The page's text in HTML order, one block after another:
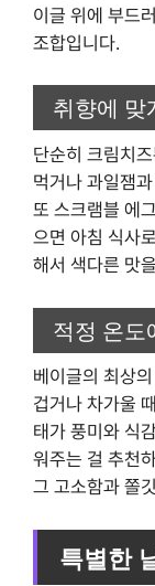
이글 위에 부드
조합입니다.
취향에 맞
단순히 크림치
먹거나 과일잼
또 스크램블 에
으면 아침 식사
해서 색다른 맛
적정 온도
베이글의 최상
겁거나 차가울
태가 풍미와 식
워주는 걸 추천
그 고소함과 쫄
특별한